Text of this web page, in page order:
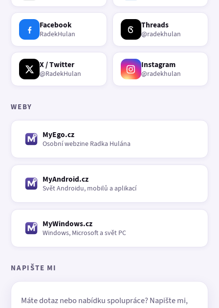
Facebook
RadekHulan
Threads
@radekhulan
X / Twitter
@RadekHulan
Instagram
@radekhulan
WEBY
MyEgo.cz
Osobní webzine Radka Hulána
MyAndroid.cz
Svět Androidu, mobilů a aplikací
MyWindows.cz
Windows, Microsoft a svět PC
NAPIŠTE MI
Máte dotaz nebo nabídku spolupráce? Napište mi,